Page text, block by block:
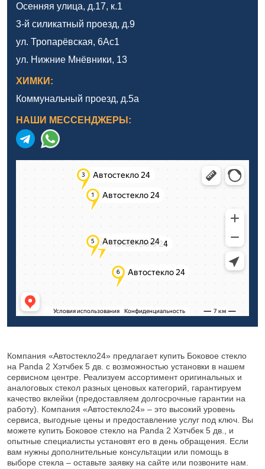
Осенняя улица, д.17, к.1
3-й силикатный проезд, д.9
ул. Тропарёвская, 6Ас1
ул. Нижние Мнёвники, 13
ХИМКИ:
Коммунальный проезд, д.5а
НАШИ МЕССЕНДЖЕРЫ:
Компания «Автостекло24» предлагает купить Боковое стекло
на Panda 2 Хэтчбек 5 дв. с возможностью установки в нашем
сервисном центре. Реализуем ассортимент оригинальных и
аналоговых стекол разных ценовых категорий, гарантируем
качество вклейки (предоставляем долгосрочные гарантии на
работу). Компания «Автостекло24» – это высокий уровень
сервиса, выгодные цены и предоставление услуг под ключ. Вы
можете купить Боковое стекло на Panda 2 Хэтчбек 5 дв., и
опытные специалисты установят его в день обращения. Если
вам нужны дополнительные консультации или помощь в
выборе стекла – оставьте заявку на сайте или позвоните нам.